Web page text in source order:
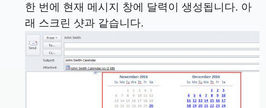
한 번에 현재 메시지 창에 달력이 생성됩니다. 아
래 스크린 샷과 같습니다.